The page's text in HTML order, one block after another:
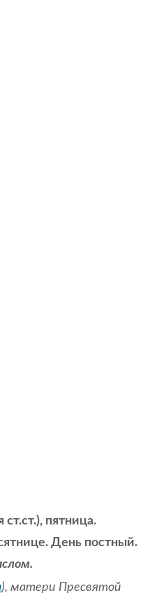
ст.ст.), пятница.
День постный.
), матери Пресвятой